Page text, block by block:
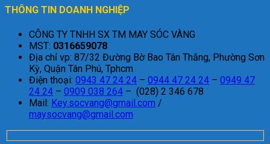
THÔNG TIN DOANH NGHIỆP
CÔNG TY TNHH SX TM MAY SÓC VÀNG
MST: 0316659078
Địa chỉ vp: 87/32 Đường Bờ Bao Tân Thắng, Phường Sơn
Kỳ, Quận Tân Phú, Tphcm
Điện thoại: 0943 47 24 24 – 0944 47 24 24 – 0949 47
24 24 – 0909 038 264 – (028) 2 346 678
Mail: Key.socvang@gmail.com /
maysocvang@gmail.com